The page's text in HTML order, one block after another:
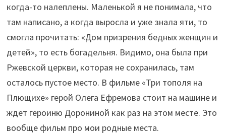
когда-то налеплены. Маленькой я не понимала, что
там написано, а когда выросла и уже знала яти, то
смогла прочитать: «Дом призрения бедных женщин и
детей», то есть богадельня. Видимо, она была при
Ржевской церкви, которая не сохранилась, там
осталось пустое место. В фильме «Три тополя на
Плющихе» герой Олега Ефремова стоит на машине и
ждет героиню Дорониной как раз на этом месте. Это
вообще фильм про мои родные места.